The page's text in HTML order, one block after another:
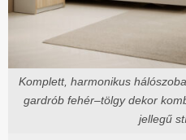
Komplett, harmonikus
gardrób fehér–tölgy dekor
jellegű